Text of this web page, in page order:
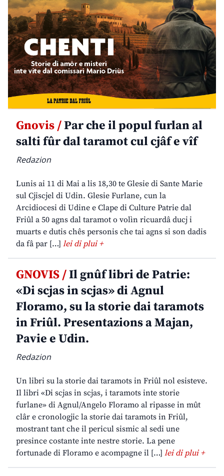
Gnovis /Par che il popul furlan al
salti fûr dal taramot cul cjâf e vîf
Redazion
Lunis ai 11 di Mai a lis 18,30 te Glesie di Sante Marie
sul Cjiscjel di Udin. Glesie Furlane, cun la
Arcidiocesi di Udine e Clape di Culture Patrie dal
Friûl a 50 agns dal taramot o volìn ricuardâ ducj i
muarts e dutis chês personis che tai agns si son dadis
da fâ par […] lei di plui +
GNOVIS /Il gnûf libri de Patrie:
«Di scjas in scjas» di Agnul
Floramo, su la storie dai taramots
in Friûl. Presentazions a Majan,
Pavie e Udin.
Redazion
Un libri su la storie dai taramots in Friûl nol esisteve.
Il libri «Di scjas in scjas, i taramots inte storie
furlane» di Agnul/Angelo Floramo al ripasse in mût
clâr e cronologjic la storie dai taramots in Friûl,
mostrant tant che il pericul sismic al sedi une
presince costante inte nestre storie. La pene
fortunade di Floramo e acompagne il […] lei di plui +